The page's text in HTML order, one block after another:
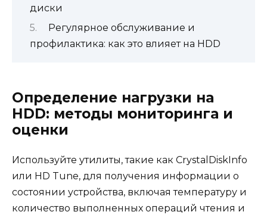
диски
Регулярное обслуживание и
профилактика: как это влияет на HDD
Определение нагрузки на
HDD: методы мониторинга и
оценки
Используйте утилиты, такие как CrystalDiskInfo
или HD Tune, для получения информации о
состоянии устройства, включая температуру и
количество выполненных операций чтения и